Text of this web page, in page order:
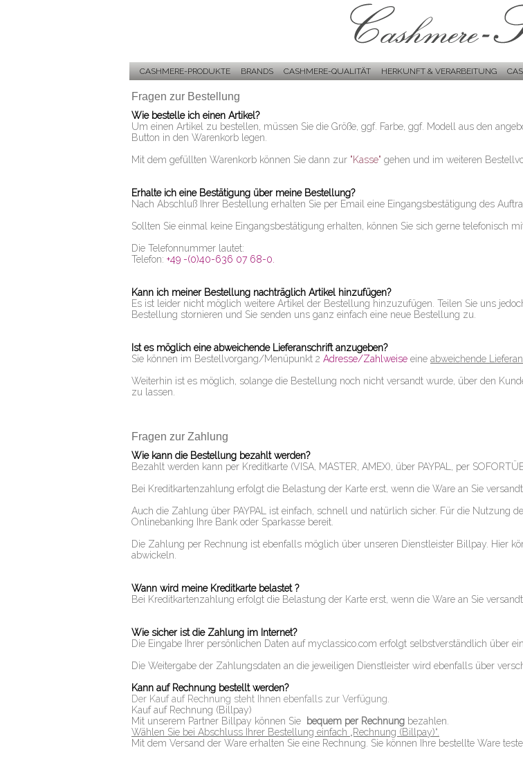
CASHMERE-PRODUKTE BRANDS CASHMERE-QUALITÄT HERKUNFT & VERARBEITUNG
Fragen zur Bestellung
Wie bestelle ich einen Artikel?
Um einen Artikel zu bestellen, müssen Sie die Größe, ggf. Farbe, ggf. Modell aus den
Button in den Warenkorb legen.
Mit dem gefüllten Warenkorb können Sie dann zur "Kasse" gehen und im weiteren
Erhalte ich eine Bestätigung über meine Bestellung?
Nach Abschluß Ihrer Bestellung erhalten Sie per Email eine Eingangsbestätigung des
Sollten Sie einmal keine Eingangsbestätigung erhalten, können Sie sich gerne telefonisch
Die Telefonnummer lautet:
Telefon: +49 -(0)40-636 07 68-0.
Kann ich meiner Bestellung nachträglich Artikel hinzufügen?
Es ist leider nicht möglich weitere Artikel der Bestellung hinzuzufügen. Teilen Sie uns
Bestellung stornieren und Sie senden uns ganz einfach eine neue Bestellung zu.
Ist es möglich eine abweichende Lieferanschrift anzugeben?
Sie können im Bestellvorgang/Menüpunkt 2 Adresse/Zahlweise eine abweichende
Weiterhin ist es möglich, solange die Bestellung noch nicht versandt wurde, über den
zu lassen.
Fragen zur Zahlung
Wie kann die Bestellung bezahlt werden?
Bezahlt werden kann per Kreditkarte (VISA, MASTER, AMEX), über PAYPAL, per
Bei Kreditkartenzahlung erfolgt die Belastung der Karte erst, wenn die Ware an Sie versandt
Auch die Zahlung über PAYPAL ist einfach, schnell und natürlich sicher. Für die Nutzung
Onlinebanking Ihre Bank oder Sparkasse bereit.
Die Zahlung per Rechnung ist ebenfalls möglich über unseren Dienstleister Billpay. Hier
abwickeln.
Wann wird meine Kreditkarte belastet ?
Bei Kreditkartenzahlung erfolgt die Belastung der Karte erst, wenn die Ware an Sie versandt
Wie sicher ist die Zahlung im Internet?
Die Eingabe Ihrer persönlichen Daten auf myclassico.com erfolgt selbstverständlich über
Die Weitergabe der Zahlungsdaten an die jeweiligen Dienstleister wird ebenfalls über
Kann auf Rechnung bestellt werden?
Der Kauf auf Rechnung steht Ihnen ebenfalls zur Verfügung.
Kauf auf Rechnung (Billpay)
Mit unserem Partner Billpay können Sie
bequem per Rechnung bezahlen.
Wählen Sie bei Abschluss Ihrer Bestellung einfach „Rechnung (Billpay)“.
Mit dem Versand der Ware erhalten Sie eine Rechnung. Sie können Ihre bestellte Ware